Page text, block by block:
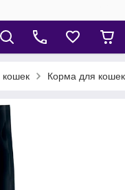
Корма для кошек